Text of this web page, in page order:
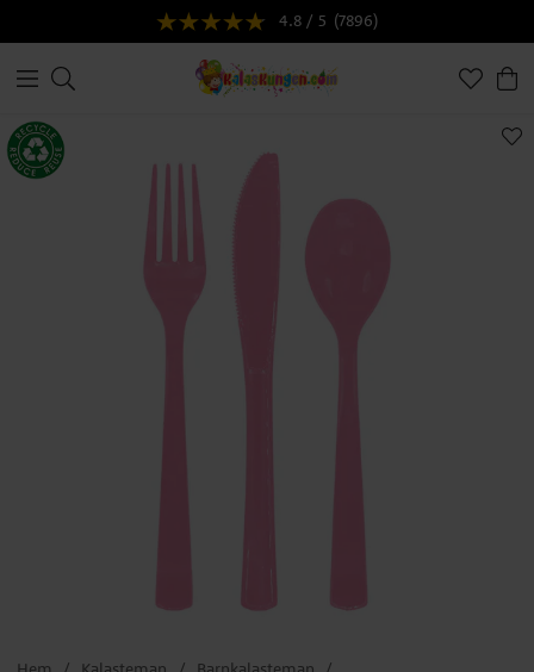
4.8 / 5 (7896)